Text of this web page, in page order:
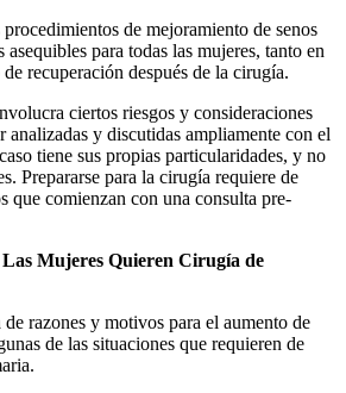
de mejoramiento de senos
asequibles para todas las mujeres, tanto en
recuperación después de la cirugía.
ciertos riesgos y consideraciones
analizadas y discutidas ampliamente con el
tiene sus propias particularidades, y no
Prepararse para la cirugía requiere de
que comienzan con una consulta pre-
Mujeres Quieren Cirugía de
razones y motivos para el aumento de
de las situaciones que requieren de